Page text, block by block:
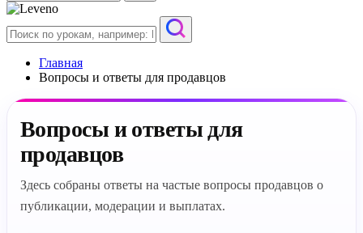
Главная
Вопросы и ответы для продавцов
Вопросы и ответы для
продавцов
Здесь собраны ответы на частые вопросы продавцов о
публикации, модерации и выплатах.